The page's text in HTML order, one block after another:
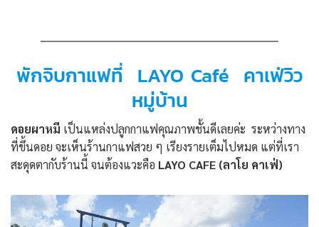
พักจิบกาแฟที่ LAYO Café คาเฟ่วิว
หมู่บ้าน
ดอยผาหมี เป็นแหล่งปลูกกาแฟคุณภาพชั้นดีเลยค่ะ ระหว่างทาง
ที่ขึ้นดอย จะเห็นร้านกาแฟสวย ๆ เรียงรายเต็มไปหมด แต่ที่เรา
สะดุดตากับร้านนี้ จนต้องแวะคือ LAYO CAFE (ลาโย คาเฟ่)